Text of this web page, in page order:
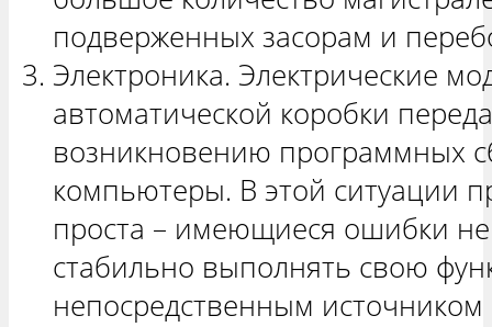
подверженных засорам и
Электроника. Электрические
автоматической коробки
возникновению программных
компьютеры. В этой ситуации
проста – имеющиеся ошибки
стабильно выполнять свою
непосредственным